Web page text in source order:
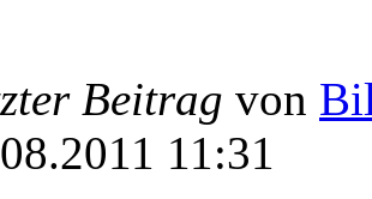
Beitrag von
11:31